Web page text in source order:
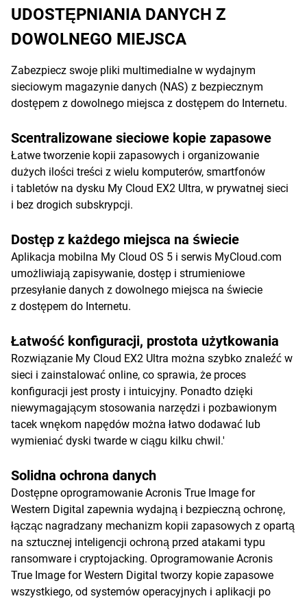
UDOSTĘPNIANIA DANYCH Z
DOWOLNEGO MIEJSCA
Zabezpiecz swoje pliki multimedialne w wydajnym
sieciowym magazynie danych (NAS) z bezpiecznym
dostępem z dowolnego miejsca z dostępem do Internetu.
Scentralizowane sieciowe kopie zapasowe
Łatwe tworzenie kopii zapasowych i organizowanie
dużych ilości treści z wielu komputerów, smartfonów
i tabletów na dysku My Cloud EX2 Ultra, w prywatnej sieci
i bez drogich subskrypcji.
Dostęp z każdego miejsca na świecie
Aplikacja mobilna My Cloud OS 5 i serwis MyCloud.com
umożliwiają zapisywanie, dostęp i strumieniowe
przesyłanie danych z dowolnego miejsca na świecie
z dostępem do Internetu.
Łatwość konfiguracji, prostota użytkowania
Rozwiązanie My Cloud EX2 Ultra można szybko znaleźć w
sieci i zainstalować online, co sprawia, że proces
konfiguracji jest prosty i intuicyjny. Ponadto dzięki
niewymagającym stosowania narzędzi i pozbawionym
tacek wnękom napędów można łatwo dodawać lub
wymieniać dyski twarde w ciągu kilku chwil.'
Solidna ochrona danych
Dostępne oprogramowanie Acronis True Image for
Western Digital zapewnia wydajną i bezpieczną ochronę,
łącząc nagradzany mechanizm kopii zapasowych z opartą
na sztucznej inteligencji ochroną przed atakami typu
ransomware i cryptojacking. Oprogramowanie Acronis
True Image for Western Digital tworzy kopie zapasowe
wszystkiego, od systemów operacyjnych i aplikacji po